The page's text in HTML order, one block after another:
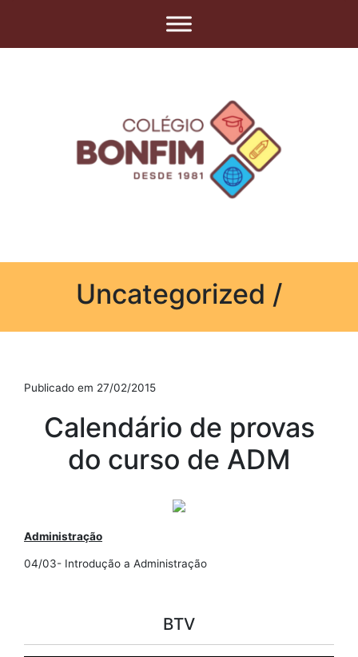
Uncategorized /
Publicado em 27/02/2015
Calendário de provas
do curso de ADM
Administração
04/03- Introdução a Administração
BTV